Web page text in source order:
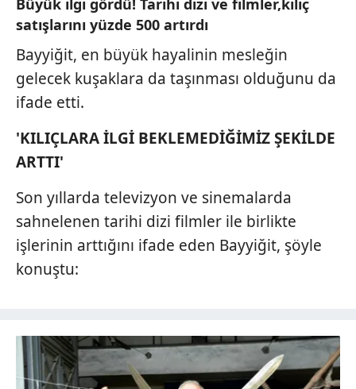
satışlarını yüzde 500 artırdı
Bayyiğit, en büyük hayalinin mesleğin
gelecek kuşaklara da taşınması olduğunu da
ifade etti.
'KILIÇLARA İLGİ BEKLEMEDİĞİMİZ ŞEKİLDE
ARTTI'
Son yıllarda televizyon ve sinemalarda
sahnelenen tarihi dizi filmler ile birlikte
işlerinin arttığını ifade eden Bayyiğit, şöyle
konuştu: